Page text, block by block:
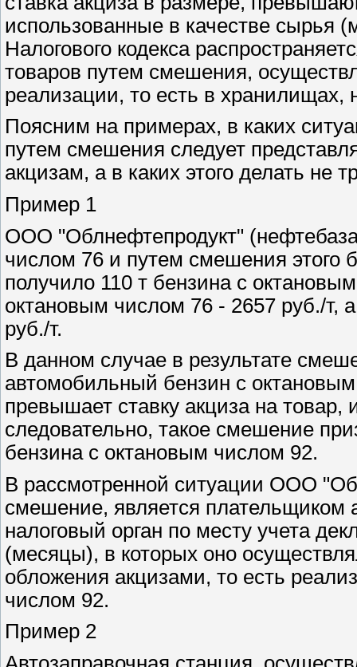
использованные в качестве сырья
Налогового кодекса
товаров путем смешения,
реализации, то есть в хранилищах,
Поясним на примерах, в каких
путем смешения следует
акцизам, а в каких этого делать не
Пример 1
ООО "Облнефтепродукт"
числом 76 и путем смешения этого
получило 110 т бензина с
октановым числом 76 - 2657 руб./т,
руб./т.
В данном случае в результате
автомобильный бензин с
превышает ставку акциза на
следовательно, такое смешение
бензина с октановым числом 92.
В рассмотренной ситуации ООО
смешение, является плательщиком
налоговый орган по месту учета
(месяцы), в которых оно
обложения акцизами, то есть
числом 92.
Пример 2